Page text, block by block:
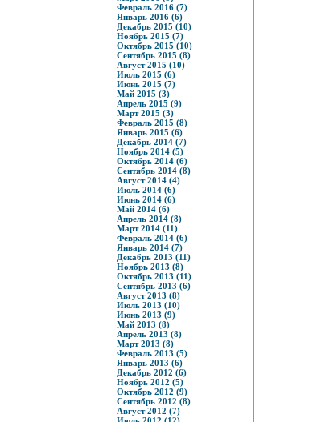
Февраль 2016 (7)
Январь 2016 (6)
Декабрь 2015 (10)
Ноябрь 2015 (7)
Октябрь 2015 (10)
Сентябрь 2015 (8)
Август 2015 (10)
Июль 2015 (6)
Июнь 2015 (7)
Май 2015 (3)
Апрель 2015 (9)
Март 2015 (3)
Февраль 2015 (8)
Январь 2015 (6)
Декабрь 2014 (7)
Ноябрь 2014 (5)
Октябрь 2014 (6)
Сентябрь 2014 (8)
Август 2014 (4)
Июль 2014 (6)
Июнь 2014 (6)
Май 2014 (6)
Апрель 2014 (8)
Март 2014 (11)
Февраль 2014 (6)
Январь 2014 (7)
Декабрь 2013 (11)
Ноябрь 2013 (8)
Октябрь 2013 (11)
Сентябрь 2013 (6)
Август 2013 (8)
Июль 2013 (10)
Июнь 2013 (9)
Май 2013 (8)
Апрель 2013 (8)
Март 2013 (8)
Февраль 2013 (5)
Январь 2013 (6)
Декабрь 2012 (6)
Ноябрь 2012 (5)
Октябрь 2012 (9)
Сентябрь 2012 (8)
Август 2012 (7)